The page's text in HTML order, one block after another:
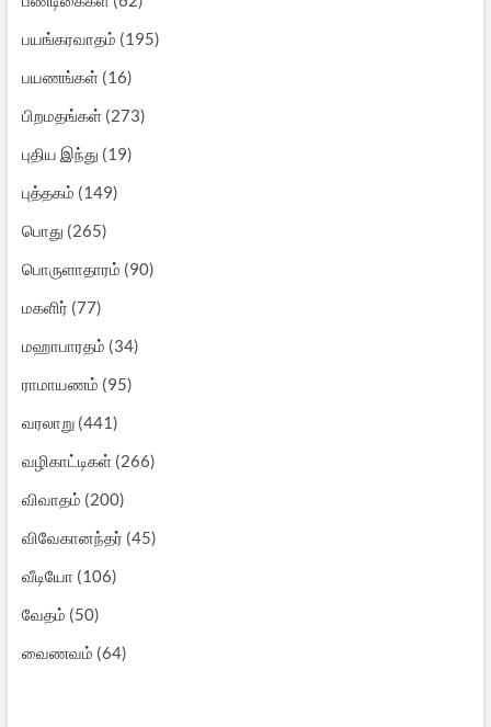
பயங்கரவாதம் (195)
பயணங்கள்(16)
பிறமதங்கள்(273)
புதிய இந்து (19)
புத்தகம் (149)
பொது (265)
பொருளாதாரம் (90)
மகளிர் (77)
மஹாபாரதம் (34)
ராமாயணம் (95)
வரலாறு(441)
வழிகாட்டிகள்(266)
விவாதம் (200)
விவேகானந்தர் (45)
வீடியோ (106)
வேதம் (50)
வைணவம் (64)